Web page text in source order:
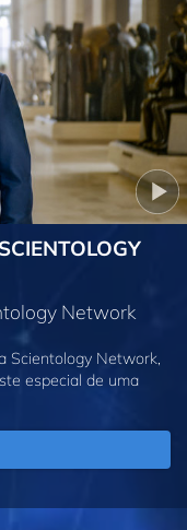
Network
Scientology Network,
especial de uma